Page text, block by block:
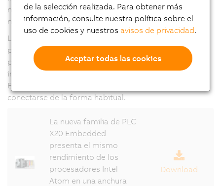
necesitan ventiladores ni baterías, por lo que no
necesitan ningún tipo de mantenimiento.
Las variantes opcionales con una ranura de interfaz
permiten que los PLC sean compatibles con otros
protocolos de bus de campo. Todas las tarjetas de
interfaz de B&R pueden combinarse con la serie X20
Embedded, y todos los módulos de E/S X20 pueden
conectarse de la forma habitual.
La nueva familia de PLC
X20 Embedded
presenta el mismo
rendimiento de los
procesadores Intel
Atom en una anchura
Download
de la selección realizada. Para obtener más
información, consulte nuestra política sobre el
uso de cookies y nuestrosavisos de privacidad.
Aceptar todas las cookies